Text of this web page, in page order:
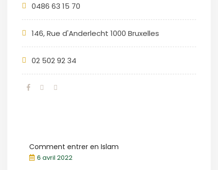
0486 63 15 70
146, Rue d'Anderlecht 1000 Bruxelles
02 502 92 34
Comment entrer en Islam
6 avril 2022